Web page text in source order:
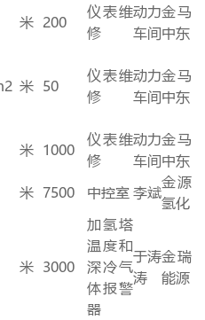
米 200
仪表维
修
动力
车间
金马
中东
米 50
仪表维
修
动力
车间
金马
中东
米 1000
仪表维
修
动力
车间
金马
中东
米 7500 中控室李斌
金源
氢化
米 3000
加氢塔
温度和
深冷气
体报警
器
于涛
涛
金瑞
能源